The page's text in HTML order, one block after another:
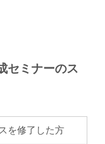
セミナーのス
を修了した方